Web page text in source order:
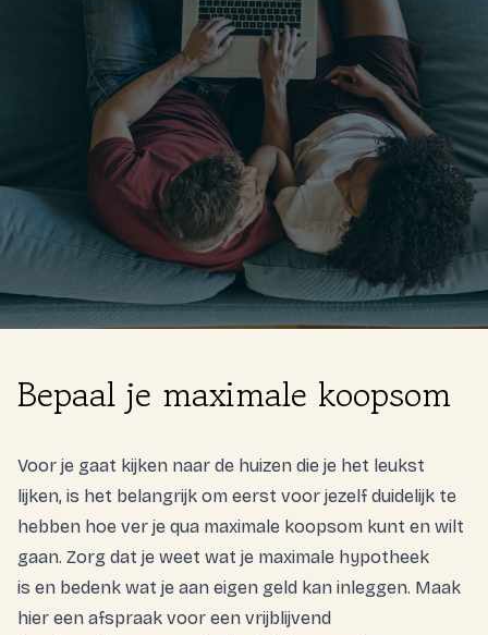
Login
Expats
Gratis kennismaking
Bepaal je maximale koopsom
Voor je gaat kijken naar de huizen die je het leukst
lijken, is het belangrijk om eerst voor jezelf duidelijk te
hebben hoe ver je qua maximale koopsom kunt en wilt
gaan. Zorg dat je weet wat je maximale hypotheek
is en bedenk wat je aan eigen geld kan inleggen. Maak
hier een afspraak voor een vrijblijvend